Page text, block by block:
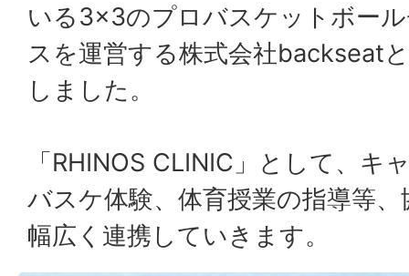
いる3×3のプロバスケットボー
スを運営する株式会社backseat
しました。
「RHINOS CLINIC」として、キ
バスケ体験、体育授業の指導等
幅広く連携していきます。